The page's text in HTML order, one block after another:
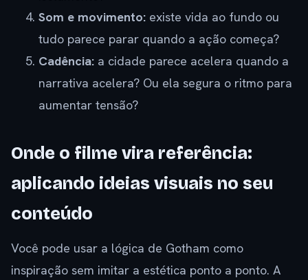
Som e movimento: existe vida ao fundo ou
tudo parece parar quando a ação começa?
Cadência: a cidade parece acelera quando a
narrativa acelera? Ou ela segura o ritmo para
aumentar tensão?
Onde o filme vira referência:
aplicando ideias visuais no seu
conteúdo
Você pode usar a lógica de Gotham como
inspiração sem imitar a estética ponto a ponto. A